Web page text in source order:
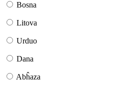
Bosna
Litova
Urduo
Dana
Abĥaza